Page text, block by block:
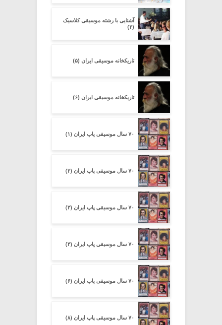
آشنایی با رشته موسیقی کلاسیک
(۲)
تاریکخانه موسیقی ایران (۵)
تاریکخانه موسیقی ایران (۶)
۷۰ سال موسیقی پاپ ایران (۱)
۷۰ سال موسیقی پاپ ایران (۲)
۷۰ سال موسیقی پاپ ایران (۳)
۷۰ سال موسیقی پاپ ایران (۴)
۷۰ سال موسیقی پاپ ایران (۶)
۷۰ سال موسیقی پاپ ایران (۸)